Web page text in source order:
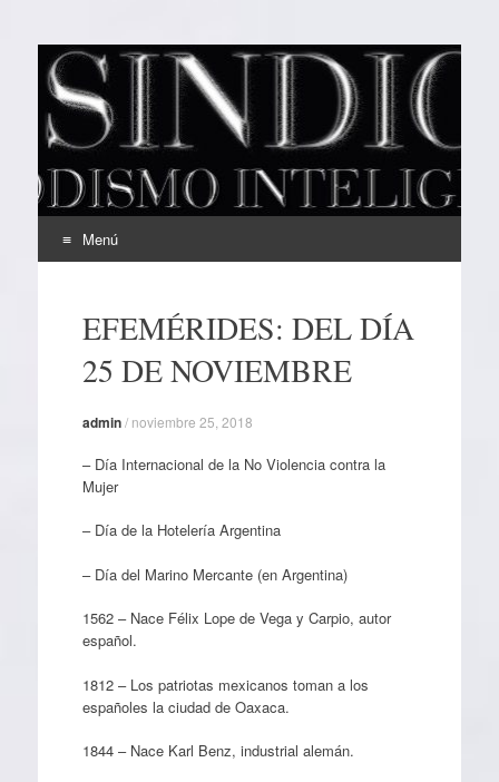
EL SINDICAL
Periodismo Inteligente
Menú
contenidoEFEMÉRIDES: DEL DÍA
25 DE NOVIEMBRE
admin/ noviembre 25, 2018
– Día Internacional de la No Violencia contra la
Mujer
– Día de la Hotelería Argentina
– Día del Marino Mercante (en Argentina)
1562 – Nace Félix Lope de Vega y Carpio, autor
español.
1812 – Los patriotas mexicanos toman a los
españoles la ciudad de Oaxaca.
1844 – Nace Karl Benz, industrial alemán.